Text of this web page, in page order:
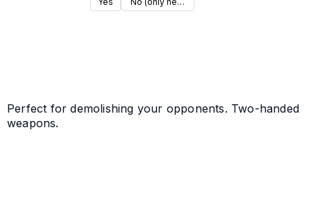
Perfect for demolishing your opponents. Two-handed
weapons.